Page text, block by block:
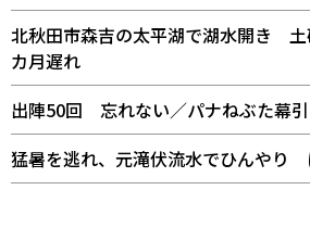
北秋田市森吉の太平湖で湖水開き 土
カ月遅れ
出陣50回 忘れない／パナねぶた幕
猛暑を逃れ、元滝伏流水でひんやり